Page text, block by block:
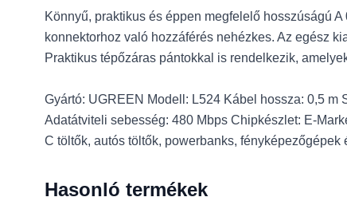
Könnyű, praktikus és éppen megfelelő hosszúságú
konnektorhoz való hozzáférés nehézkes. Az egész
Praktikus tépőzáras pántokkal is rendelkezik,
Gyártó: UGREEN Modell: L524 Kábel hossza: 0,5 m
Adatátviteli sebesség: 480 Mbps Chipkészlet: E-
C töltők, autós töltők, powerbanks,
Hasonló termékek